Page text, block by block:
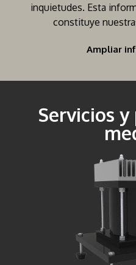
inquietudes. Esta
constituye
Ampliar
Servicios